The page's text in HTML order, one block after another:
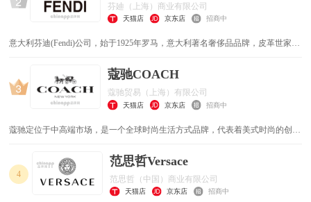
芬廸（上海）商业有限公司
天猫店 京东店 招商中
意大利芬迪(Fendi)公司，始于1925年罗马，意大利著名奢侈品品牌，皮革世家，
蔻驰COACH
蔻驰贸易（上海）有限公司
天猫店 京东店 招商中
蔻驰定位于中高端市场，是一个全球时尚生活方式品牌，代表着美式时尚的创新
乘的用料和工艺的高质量水准。
4
范思哲Versace
范思哲（中国）商业有限公司
天猫店 京东店 招商中